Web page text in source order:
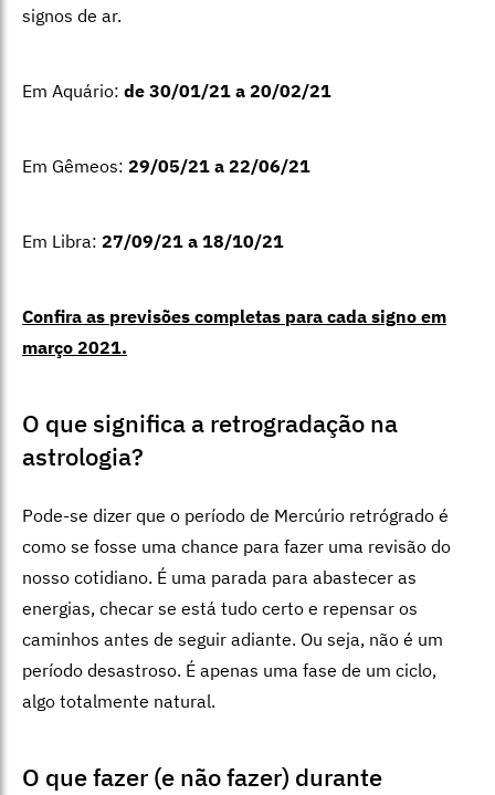
signos de ar.
Em Aquário: de 30/01/21 a 20/02/21
Em Gêmeos: 29/05/21 a 22/06/21
Em Libra: 27/09/21 a 18/10/21
Confira as previsões completas para cada signo em
março 2021.
O que significa a retrogradação na
astrologia?
Pode-se dizer que o período de Mercúrio retrógrado é
como se fosse uma chance para fazer uma revisão do
nosso cotidiano. É uma parada para abastecer as
energias, checar se está tudo certo e repensar os
caminhos antes de seguir adiante. Ou seja, não é um
período desastroso. É apenas uma fase de um ciclo,
algo totalmente natural.
O que fazer (e não fazer) durante